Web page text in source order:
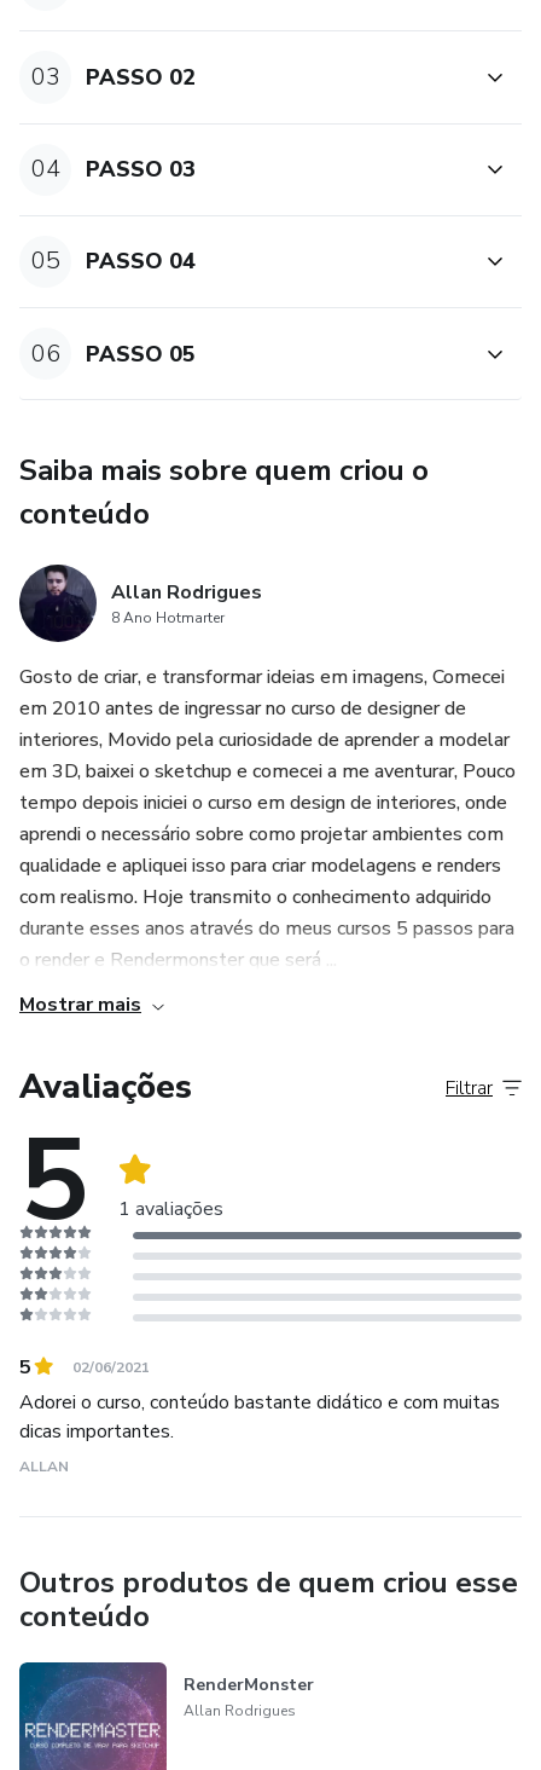
03 PASSO 02
04 PASSO 03
05 PASSO 04
06 PASSO 05
Saiba mais sobre quem criou o
conteúdo
Allan Rodrigues
8 Ano Hotmarter
Gosto de criar, e transformar ideias em imagens, Comecei
em 2010 antes de ingressar no curso de designer de
interiores, Movido pela curiosidade de aprender a modelar
em 3D, baixei o sketchup e comecei a me aventurar, Pouco
tempo depois iniciei o curso em design de interiores, onde
aprendi o necessário sobre como projetar ambientes com
qualidade e apliquei isso para criar modelagens e renders
com realismo. Hoje transmito o conhecimento adquirido
durante esses anos através do meus cursos 5 passos para
o render e Rendermonster que será ...
Mostrar mais
Avaliações
5 1 avaliações
Filtrar
5 02/06/2021
Adorei o curso, conteúdo bastante didático e com muitas
dicas importantes.
ALLAN
Outros produtos de quem criou esse
conteúdo
RenderMonster
Allan Rodrigues